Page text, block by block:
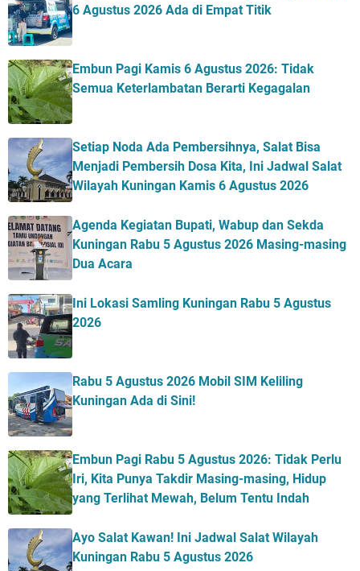
6 Agustus 2026 Ada di Empat Titik
Embun Pagi Kamis 6 Agustus 2026: Tidak
Semua Keterlambatan Berarti Kegagalan
Setiap Noda Ada Pembersihnya, Salat Bisa
Menjadi Pembersih Dosa Kita, Ini Jadwal Salat
Wilayah Kuningan Kamis 6 Agustus 2026
Agenda Kegiatan Bupati, Wabup dan Sekda
Kuningan Rabu 5 Agustus 2026 Masing-masing
Dua Acara
Ini Lokasi Samling Kuningan Rabu 5 Agustus
2026
Rabu 5 Agustus 2026 Mobil SIM Keliling
Kuningan Ada di Sini!
Embun Pagi Rabu 5 Agustus 2026: Tidak Perlu
Iri, Kita Punya Takdir Masing-masing, Hidup
yang Terlihat Mewah, Belum Tentu Indah
Ayo Salat Kawan! Ini Jadwal Salat Wilayah
Kuningan Rabu 5 Agustus 2026